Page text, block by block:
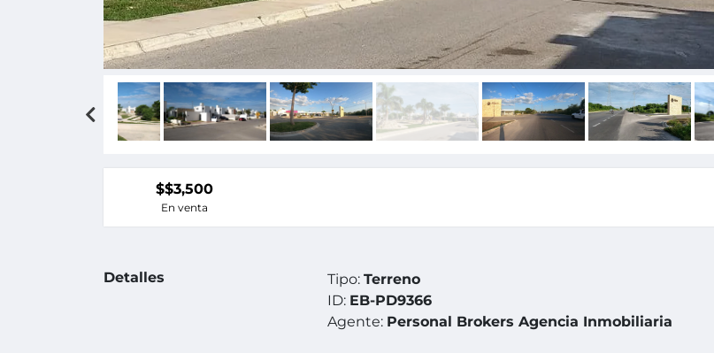
$$3,500
En venta
Detalles Tipo:Terreno
ID: EB-PD9366
Agente: Personal Brokers Agencia Inmobiliaria